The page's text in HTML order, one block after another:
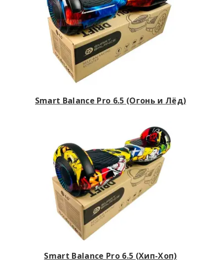
Smart Balance Pro 6.5 (Огонь и Лёд)
Smart Balance Pro 6.5 (Хип-Хоп)